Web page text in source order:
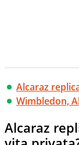
Alcaraz
Wimbledon,
Alcaraz